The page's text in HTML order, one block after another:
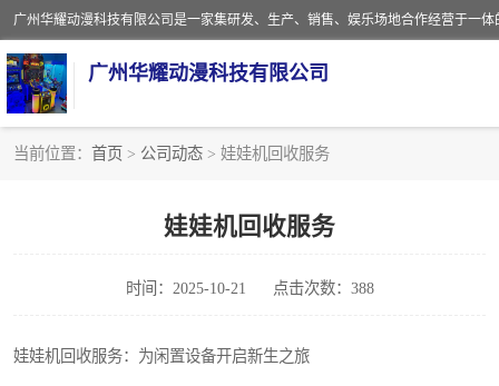
广州华耀动漫科技有限公司
当前位置： 首页 > 公司动态 > 娃娃机回收服务
娃娃机回收服务
时间：2025-10-21 点击次数：388
娃娃机回收服务：为闲置设备开启新生之旅
游戏厅回收